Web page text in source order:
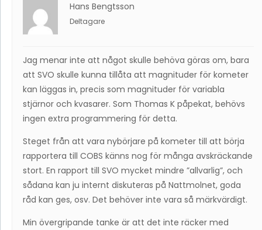
Hans Bengtsson
Deltagare
Jag menar inte att något skulle behöva göras om, bara
att SVO skulle kunna tillåta att magnituder för kometer
kan läggas in, precis som magnituder för variabla
stjärnor och kvasarer. Som Thomas K påpekat, behövs
ingen extra programmering för detta.
Steget från att vara nybörjare på kometer till att börja
rapportera till COBS känns nog för många avskräckande
stort. En rapport till SVO mycket mindre ”allvarlig”, och
sådana kan ju internt diskuteras på Nattmolnet, goda
råd kan ges, osv. Det behöver inte vara så märkvärdigt.
Min övergripande tanke är att det inte räcker med